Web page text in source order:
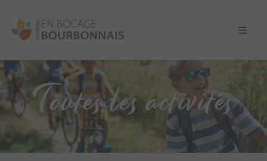
Toutes les activités